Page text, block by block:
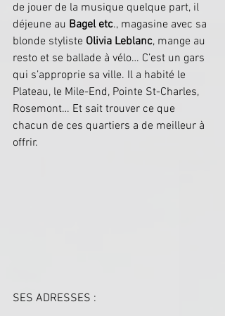
de jouer de la musique quelque part, il
déjeune au Bagel etc., magasine avec sa
blonde styliste Olivia Leblanc, mange au
resto et se ballade à vélo… C’est un gars
qui s’approprie sa ville. Il a habité le
Plateau, le Mile-End, Pointe St-Charles,
Rosemont… Et sait trouver ce que
chacun de ces quartiers a de meilleur à
offrir.
SES ADRESSES :